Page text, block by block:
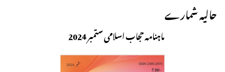
حالیہ شمارے
ماہنامہ حجاب اسلامی ستمبر 2024